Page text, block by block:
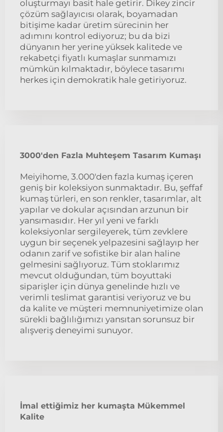
oluşturmayı basit hale getirir. Dikey zincir
çözüm sağlayıcısı olarak, boyamadan
bitişime kadar üretim sürecinin her
adımını kontrol ediyoruz; bu da bizi
dünyanın her yerine yüksek kalitede ve
rekabetçi fiyatlı kumaşlar sunmamızı
mümkün kılmaktadır, böylece tasarımı
herkes için demokratik hale getiriyoruz.
3000'den Fazla Muhteşem Tasarım Kumaşı
Meiyihome, 3.000'den fazla kumaş içeren
geniş bir koleksiyon sunmaktadır. Bu, şeffaf
kumaş türleri, en son renkler, tasarımlar, alt
yapılar ve dokular açısından arzunun bir
yansımasıdır. Her yıl yeni ve farklı
koleksiyonlar sergileyerek, tüm zevklere
uygun bir seçenek yelpazesini sağlayıp her
odanın zarif ve sofistike bir alan haline
gelmesini sağlıyoruz. Tüm stoklarımız
mevcut olduğundan, tüm boyuttaki
siparişler için dünya genelinde hızlı ve
verimli teslimat garantisi veriyoruz ve bu
da kalite ve müşteri memnuniyetimize olan
sürekli bağlılığımızı yansıtan sorunsuz bir
alışveriş deneyimi sunuyor.
İmal ettiğimiz her kumaşta Mükemmel
Kalite